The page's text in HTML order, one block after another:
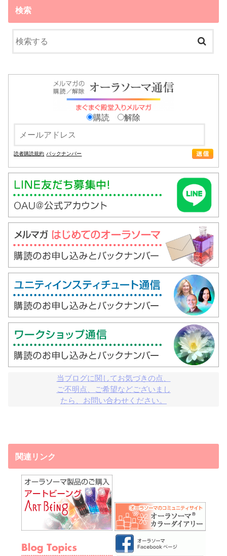
検索
購読 解除
読者購読規約 バックナンバー
当ブログに関してお気づきの点、
ご不明点、ご希望などございまし
たら、お問い合わせください。
関連リンク